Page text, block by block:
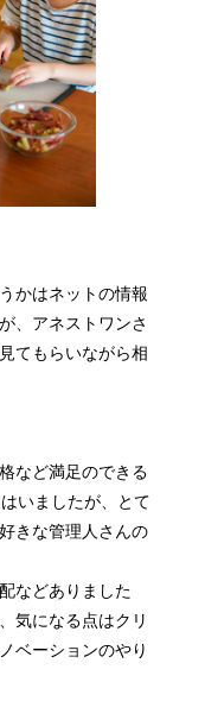
かはネットの情報
、アネストワンさ
てもらいながら相
など満足のできる
いましたが、とて
きな管理人さんの
などありました
気になる点はクリ
ベーションのやり